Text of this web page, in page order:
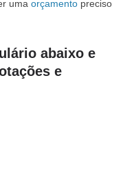
uma orçamento preciso
abaixo e
e